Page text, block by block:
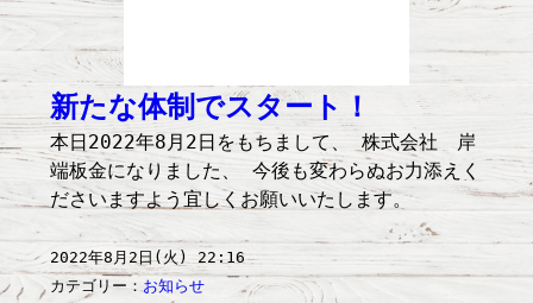
新たな体制でスタート！
本日2022年8月2日をもちまして、 株式会社 岸
端板金になりました、 今後も変わらぬお力添えく
ださいますよう宜しくお願いいたします。
2022年8月2日(火) 22:16
カテゴリー：お知らせ